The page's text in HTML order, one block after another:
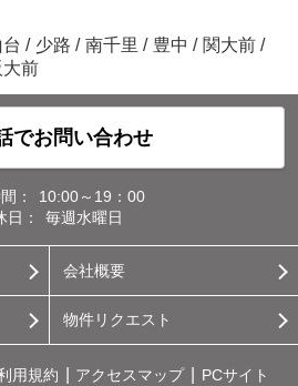
/ 少路 / 南千里 / 豊中 / 関大前 /
大前
でお問い合わせ
：
10:00～19：00
日：
毎週水曜日
会社概要
物件リクエスト
用規約 アクセスマップ
PCサイト